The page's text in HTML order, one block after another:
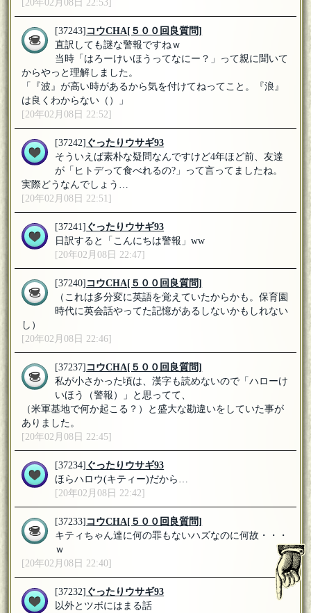
[20年02月08日 22:53]
[37243]コウCHA[５００回良質問]
直訳しても謎な警報ですねｗ
当時「はろーけいほうってなにー？」って親に聞いて
からやっと理解しました。
「『波』が高い時があるから気を付けてねってこと。『浪』
は良くわからない（）」
[20年02月08日 22:52]
[37242] ぐったりウサギ93
そういえば素朴な疑問なんですけど4年ほど前、友達
が「ヒトデって食べれるの?」って言ってましたね。
実際どうなんでしょう…
[20年02月08日 22:51]
[37241] ぐったりウサギ93
日訳すると「こんにちは警報」ww
[20年02月08日 22:47]
[37240]コウCHA[５００回良質問]
（これは多分変に英語を覚えていたからかも。保育園
時代に英会話やってた記憶があるしないかもしれない
し）
[20年02月08日 22:46]
[37237]コウCHA[５００回良質問]
私が小さかった頃は、漢字も読めないので「ハローけ
いほう（警報）」と思ってて、
（米軍基地で何か起こる？）と盛大な勘違いをしていた事が
ありました。
[20年02月08日 22:45]
[37234] ぐったりウサギ93
ほらハロウ(キティー)だから…
[20年02月08日 22:42]
[37233]コウCHA[５００回良質問]
キティちゃん達に何の罪もないハズなのに何故・・・
ｗ
[20年02月08日 22:40]
[37232] ぐったりウサギ93
以外とツボにはまる話